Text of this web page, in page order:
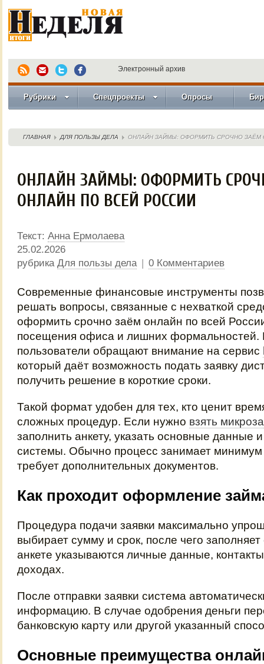
Электронный архив
Рубрики Спецпроекты Опросы
ГЛАВНАЯ ДЛЯ ПОЛЬЗЫ ДЕЛА ОНЛАЙН ЗАЙМЫ: ОФОРМИТЬ СРОЧНО ЗАЁМ
ОНЛАЙН ЗАЙМЫ: ОФОРМИТЬ
ОНЛАЙН ПО ВСЕЙ РОССИИ
Текст: Анна Ермолаева
25.02.2026
рубрика Для пользы дела | 0 Комментариев
Современные финансовые инструменты
решать вопросы, связанные с нехваткой
оформить срочно заём онлайн по всей
посещения офиса и лишних формальностей.
пользователи обращают внимание на сервис
который даёт возможность подать заявку
получить решение в короткие сроки.
Такой формат удобен для тех, кто ценит
сложных процедур. Если нужно взять
заполнить анкету, указать основные данные
системы. Обычно процесс занимает
требует дополнительных документов.
Как проходит оформление
Процедура подачи заявки максимально
выбирает сумму и срок, после чего
анкете указываются личные данные,
доходах.
После отправки заявки система
информацию. В случае одобрения деньги
банковскую карту или другой указанный
Основные преимущества